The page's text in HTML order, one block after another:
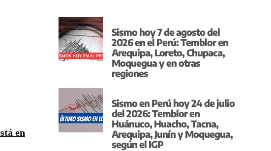
en
Sismo hoy 7 de agosto del
2026 en el Perú: Temblor en
Arequipa, Loreto, Chupaca,
Moquegua y en otras
regiones
Sismo en Perú hoy 24 de julio
del 2026: Temblor en
Huánuco, Huacho, Tacna,
Arequipa, Junín y Moquegua,
según el IGP